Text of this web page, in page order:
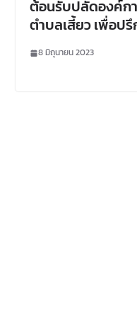
ตำบลเสี้ยว เพื่อปรึ
การวางแผนพัฒน
ท่องเที่ยว และอื่น ๆ